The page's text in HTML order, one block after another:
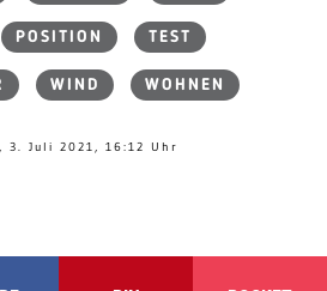
POSITION TEST
WIND WOHNEN
3. Juli 2021, 16:12 Uhr